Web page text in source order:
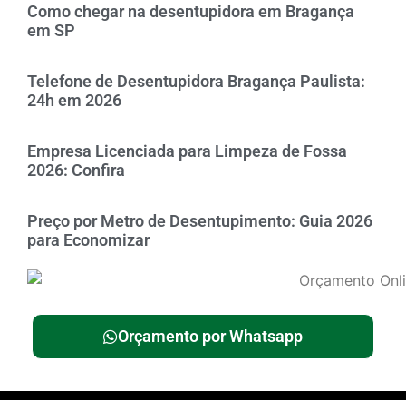
Como chegar na desentupidora em Bragança
em SP
Telefone de Desentupidora Bragança Paulista:
24h em 2026
Empresa Licenciada para Limpeza de Fossa
2026: Confira
Preço por Metro de Desentupimento: Guia 2026
para Economizar
Orçamento por Whatsapp